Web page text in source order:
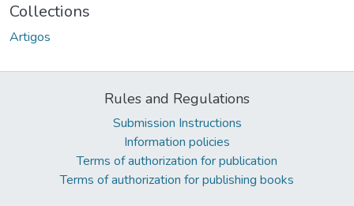
Collections
Artigos
Rules and Regulations
Submission Instructions
Information policies
Terms of authorization for publication
Terms of authorization for publishing books